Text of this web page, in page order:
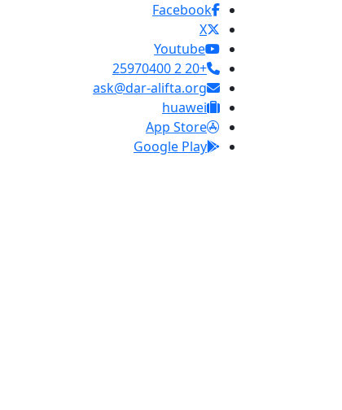
Facebook
X
Youtube
+20 2 25970400
ask@dar-alifta.org
huawei
App Store
Google Play